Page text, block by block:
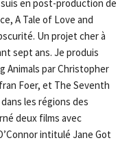
en post-production de
A Tale of Love and
Un projet cher à
sept ans. Je produis
Animals par Christopher
Foer, et The Seventh
les régions des
deux films avec
intitulé Jane Got